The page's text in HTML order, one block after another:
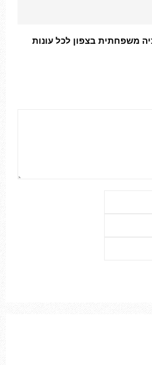
משפחתית בצפון לכל עונות